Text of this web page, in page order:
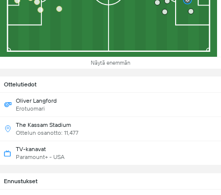
Näytä enemmän
Ottelutiedot
Oliver Langford
Erotuomari
The Kassam Stadium
Ottelun osanotto: 11,477
TV-kanavat
Paramount+ - USA
Ennustukset